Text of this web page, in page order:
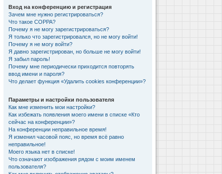
Вход на конференцию и регистрация
Зачем мне нужно регистрироваться?
Что такое COPPA?
Почему я не могу зарегистрироваться?
Я только что зарегистрировался, но не могу войти!
Почему я не могу войти?
Я давно зарегистрирован, но больше не могу войти!
Я забыл пароль!
Почему мне периодически приходится повторять
ввод имени и пароля?
Что делает функция «Удалить cookies конференции»?
Параметры и настройки пользователя
Как мне изменить мои настройки?
Как избежать появления моего имени в списке «Кто
сейчас на конференции»?
На конференции неправильное время!
Я изменил часовой пояс, но время всё равно
неправильное!
Моего языка нет в списке!
Что означают изображения рядом с моим именем
пользователя?